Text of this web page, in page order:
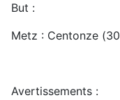
But :
Metz : Centonze
Avertissements :